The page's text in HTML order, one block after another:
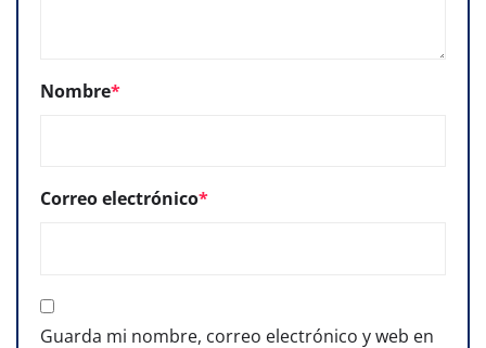
Nombre*
Correo electrónico*
Guarda mi nombre, correo electrónico y web en